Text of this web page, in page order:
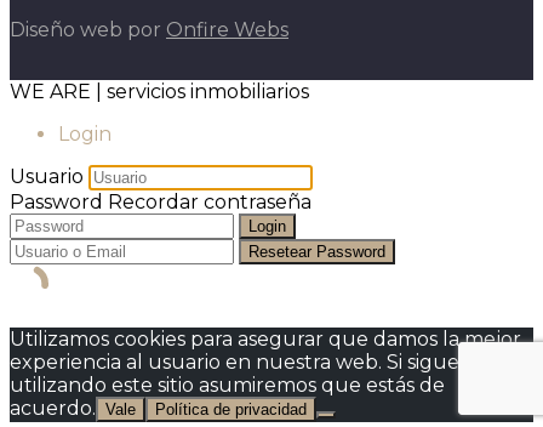
Diseño web por Onfire Webs
WE ARE | servicios inmobiliarios
Login
Usuario
Password Recordar contraseña
Login
Resetear Password
Utilizamos cookies para asegurar que damos la mejor
experiencia al usuario en nuestra web. Si sigues
utilizando este sitio asumiremos que estás de
acuerdo. Vale Política de privacidad